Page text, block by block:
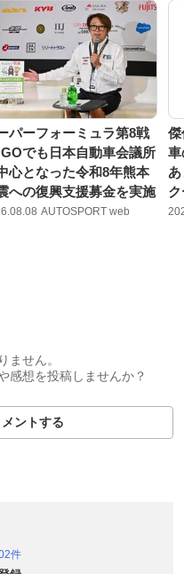
パーフォーミュラ第8戦
でも日本自動車会議所
心となった令和8年熊本
への復興支援募金を実施
AUTOSPORT web
傑
ません。
感想を投稿しませんか？
ントする
件